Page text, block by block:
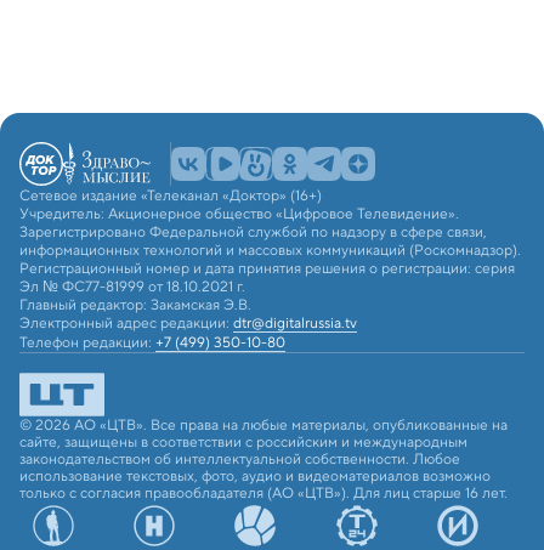
Сетевое издание «Телеканал «Доктор» (16+)
Учредитель: Акционерное общество «Цифровое Телевидение».
Зарегистрировано Федеральной службой по надзору в сфере связи,
информационных технологий и массовых коммуникаций (Роскомнадзор).
Регистрационный номер и дата принятия решения о регистрации: серия
Эл № ФС77-81999 от 18.10.2021 г.
Главный редактор: Закамская Э.В.
Электронный адрес редакции: dtr@digitalrussia.tv
Телефон редакции: +7 (499) 350-10-80
© 2026 АО «ЦТВ». Все права на любые материалы, опубликованные на
сайте, защищены в соответствии с российским и международным
законодательством об интеллектуальной собственности. Любое
использование текстовых, фото, аудио и видеоматериалов возможно
только с согласия правообладателя (АО «ЦТВ»). Для лиц старше 16 лет.